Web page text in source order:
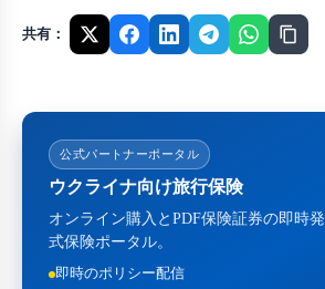
共有：
公式パートナーポータル
ウクライナ向け旅行保険
オンライン購入とPDF保険証券の即時
式保険ポータル。
即時のポリシー配信